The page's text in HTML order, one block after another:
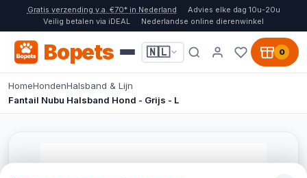
Gratis verzending v.a. €70* in Nederland
Advies elke dag 10u-20u
Veilig betalen via iDEAL
Nederlandse online dierenwinkel
Bopets 🇳🇱 0
HomeHondenHalsband & Lijn
Fantail Nubu Halsband Hond - Grijs - L